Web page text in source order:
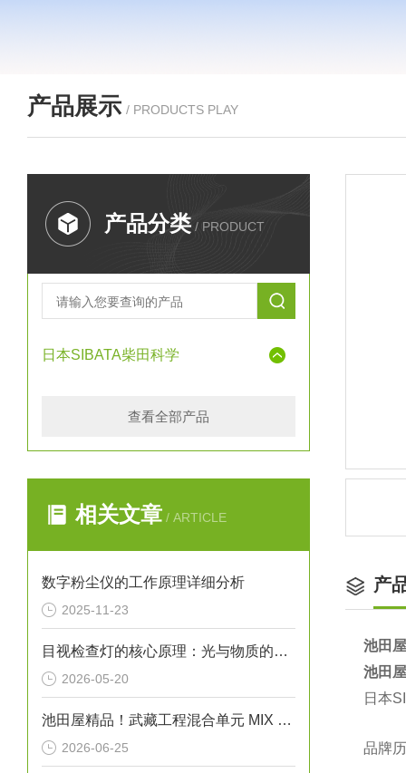
产品展示 / PRODUCTS PLAY
产品分类 / PRODUCT
日本SIBATA柴田科学
查看全部产品
相关文章 / ARTICLE
数字粉尘仪的工作原理详细分析
2025-11-23
目视检查灯的核心原理：光与物质的相互作用
2026-05-20
池田屋精品！武藏工程混合单元 MIX MASTER MB-30E-02 参数介绍
2026-06-25
产
池田
池田
日本
品牌